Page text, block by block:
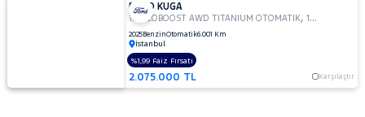
FORD KUGA
1.5 ECOBOOST AWD TITANIUM OTOMATIK,184Hp
2025BenzinOtomatik6.001 Km
İstanbul
2.075.000 TL Karşılaştır
%1,99 Faiz Fırsatı